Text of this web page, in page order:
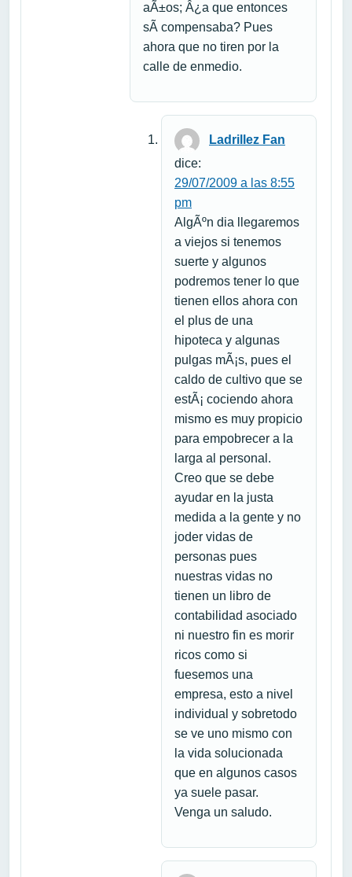
aÃ±os; Â¿a que entonces
sÃ­ compensaba? Pues
ahora que no tiren por la
calle de enmedio.
Ladrillez Fan
dice:
29/07/2009 a las 8:55
pm
AlgÃºn dia llegaremos
a viejos si tenemos
suerte y algunos
podremos tener lo que
tienen ellos ahora con
el plus de una
hipoteca y algunas
pulgas mÃ¡s, pues el
caldo de cultivo que se
estÃ¡ cociendo ahora
mismo es muy propicio
para empobrecer a la
larga al personal.
Creo que se debe
ayudar en la justa
medida a la gente y no
joder vidas de
personas pues
nuestras vidas no
tienen un libro de
contabilidad asociado
ni nuestro fin es morir
ricos como si
fuesemos una
empresa, esto a nivel
individual y sobretodo
se ve uno mismo con
la vida solucionada
que en algunos casos
ya suele pasar.
Venga un saludo.